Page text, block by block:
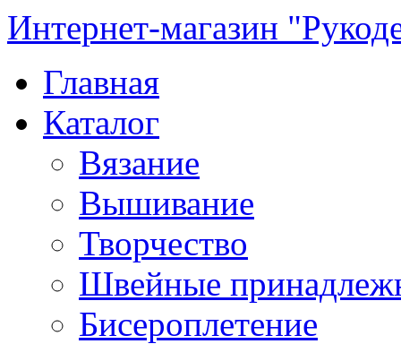
Интернет-магазин
Главная
Каталог
Вязание
Вышивание
Творчество
Швейные
Бисероплетение